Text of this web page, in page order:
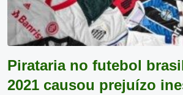
Pirataria no futebol
2021 causou prejuízo